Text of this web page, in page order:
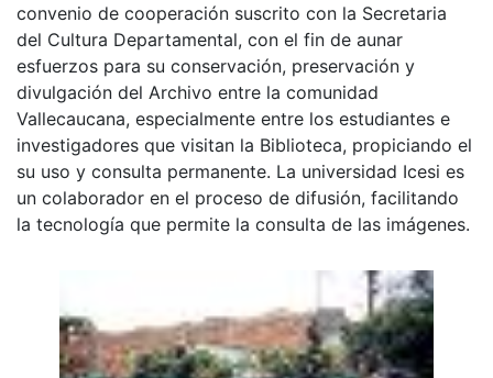
convenio de cooperación suscrito con la Secretaria
del Cultura Departamental, con el fin de aunar
esfuerzos para su conservación, preservación y
divulgación del Archivo entre la comunidad
Vallecaucana, especialmente entre los estudiantes e
investigadores que visitan la Biblioteca, propiciando el
su uso y consulta permanente. La universidad Icesi es
un colaborador en el proceso de difusión, facilitando
la tecnología que permite la consulta de las imágenes.